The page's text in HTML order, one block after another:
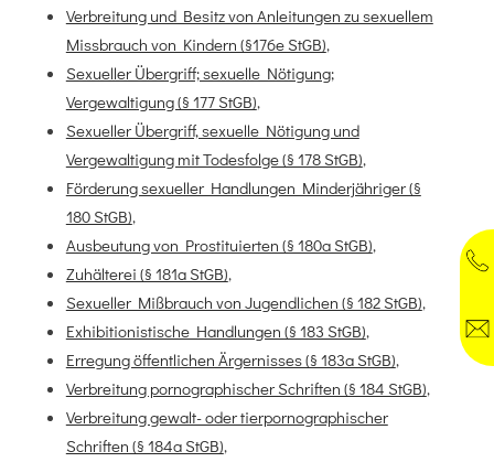
Verbreitung und Besitz von Anleitungen zu sexuellem
Missbrauch von Kindern (§176e StGB),
Sexueller Übergriff; sexuelle Nötigung;
Vergewaltigung (§ 177 StGB),
Sexueller Übergriff, sexuelle Nötigung und
Vergewaltigung mit Todesfolge (§ 178 StGB),
Förderung sexueller Handlungen Minderjähriger (§
180 StGB),
Ausbeutung von Prostituierten (§ 180a StGB),
Zuhälterei (§ 181a StGB),
Sexueller Mißbrauch von Jugendlichen (§ 182 StGB),
Exhibitionistische Handlungen (§ 183 StGB),
Erregung öffentlichen Ärgernisses (§ 183a StGB),
Verbreitung pornographischer Schriften (§ 184 StGB),
Verbreitung gewalt- oder tierpornographischer
Schriften (§ 184a StGB),